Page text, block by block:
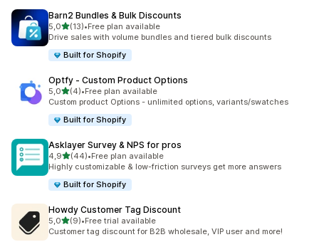
Barn2 Bundles & Bulk Discounts
5,05 yıldız üzerinden
(13)
toplam 13 değerlendirme
•Free plan available
Drive sales with volume bundles and tiered bulk discounts
Built for Shopify
Optfy ‑ Custom Product Options
5,05 yıldız üzerinden
(4)
toplam 4 değerlendirme
•Free plan available
Custom product Options - unlimited options, variants/swatches
Built for Shopify
Asklayer Survey & NPS for pros
4,95 yıldız üzerinden
(44)
toplam 44 değerlendirme
•Free plan available
Highly customizable & low-friction surveys get more answers
Built for Shopify
Howdy Customer Tag Discount
5,05 yıldız üzerinden
(9)
toplam 9 değerlendirme
•Free trial available
Customer tag discount for B2B wholesale, VIP user and more!